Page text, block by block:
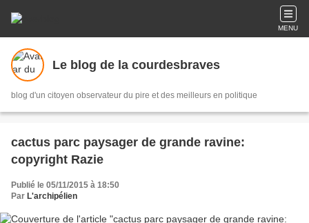
MENU
Le blog de la courdesbraves
blog d'un citoyen observateur du pire et des meilleurs en politique
cactus parc paysager de grande ravine:
copyright Razie
Publié le 05/11/2015 à 18:50
Par L'archipélien